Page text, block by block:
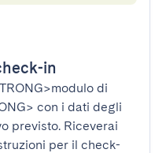
in
di
con i dati degli
previsto. Riceverai
per il check-